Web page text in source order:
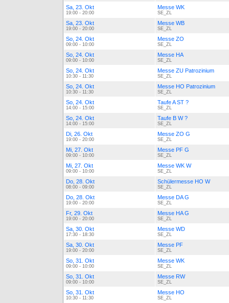
Sa, 23. Okt
19:00 - 20:00
Messe WK
SE_ZL
Sa, 23. Okt
19:00 - 20:00
Messe WB
SE_ZL
So, 24. Okt
09:00 - 10:00
Messe ZO
SE_ZL
So, 24. Okt
09:00 - 10:00
Messe HA
SE_ZL
So, 24. Okt
10:30 - 11:30
Messe ZU Patrozinium
SE_ZL
So, 24. Okt
10:30 - 11:30
Messe HO Patrozinium
SE_ZL
So, 24. Okt
14:00 - 15:00
Taufe A ST ?
SE_ZL
So, 24. Okt
14:00 - 15:00
Taufe B W ?
SE_ZL
Di, 26. Okt
19:00 - 20:00
Messe ZO G
SE_ZL
Mi, 27. Okt
09:00 - 10:00
Messe PF G
SE_ZL
Mi, 27. Okt
09:00 - 10:00
Messe WK W
SE_ZL
Do, 28. Okt
08:00 - 09:00
Schülermesse HO W
SE_ZL
Do, 28. Okt
19:00 - 20:00
Messe DA G
SE_ZL
Fr, 29. Okt
19:00 - 20:00
Messe HA G
SE_ZL
Sa, 30. Okt
17:30 - 18:30
Messe WD
SE_ZL
Sa, 30. Okt
19:00 - 20:00
Messe PF
SE_ZL
So, 31. Okt
09:00 - 10:00
Messe WK
SE_ZL
So, 31. Okt
09:00 - 10:00
Messe RW
SE_ZL
So, 31. Okt
10:30 - 11:30
Messe HO
SE_ZL